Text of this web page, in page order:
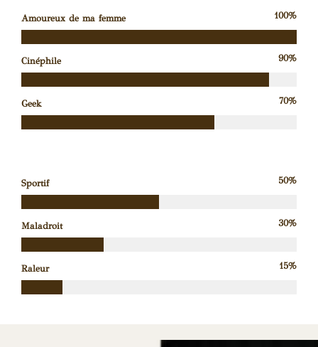
Amoureux de ma femme 100%
Cinéphile 90%
Geek 70%
Sportif 50%
Maladroit 30%
Raleur 15%